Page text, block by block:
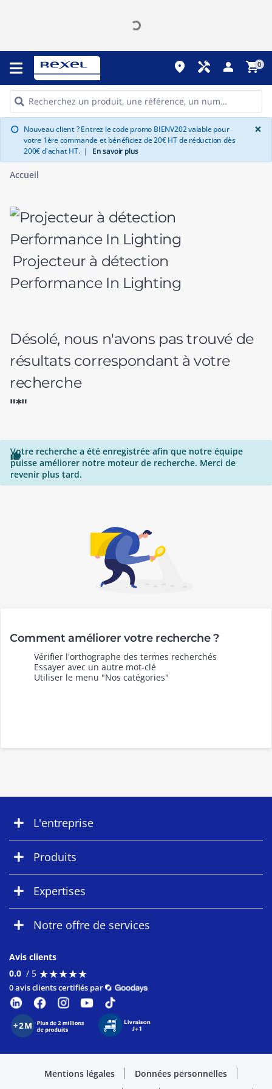
place handyman person shopping_cart0
info Nouveau client ? Entrez le code promo BIENV202 valable pour
votre 1ère commande et bénéficiez de 20€ HT de réduction dès
200€ d'achat HT. | En savoir plus
×
Accueil
Projecteur à détection
Performance In Lighting
Désolé, nous n'avons pas trouvé de
résultats correspondant à votre
recherche
"*"

Votre recherche a été enregistrée afin que notre équipe
puisse améliorer notre moteur de recherche. Merci de
revenir plus tard.
Comment améliorer votre recherche ?
Vérifier l'orthographe des termes recherchés
Essayer avec un autre mot-clé
Utiliser le menu "Nos catégories"
L'entreprise
Produits
Expertises
Notre offre de services
Avis clients
0.0 / 5 ★★★★★
★★★★★
0 avis clients certifiés par
Mentions légales
Données personnelles